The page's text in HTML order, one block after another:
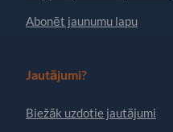
Abonēt jaunumu lapu
Jautājumi?
Biežāk uzdotie jautājumi